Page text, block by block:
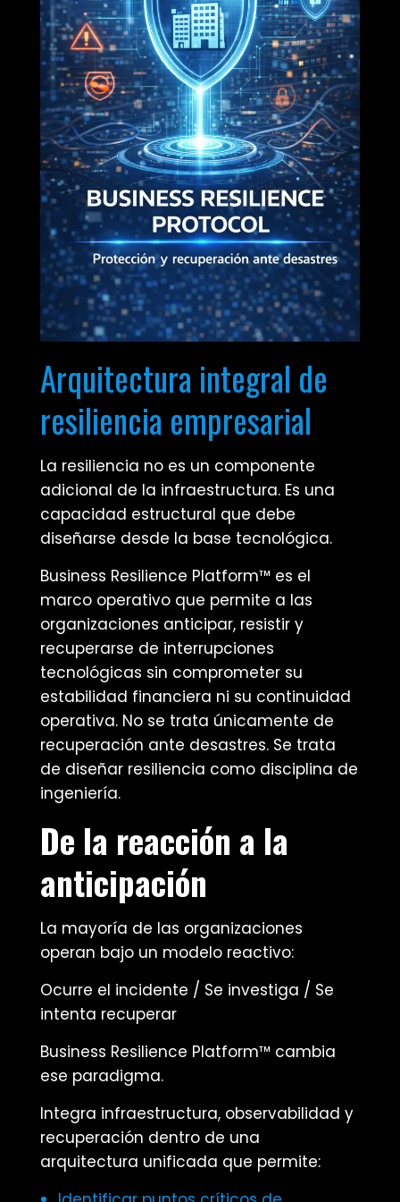
Arquitectura integral de
resiliencia empresarial
La resiliencia no es un componente
adicional de la infraestructura. Es una
capacidad estructural que debe
diseñarse desde la base tecnológica.
Business Resilience Platform™ es el
marco operativo que permite a las
organizaciones anticipar, resistir y
recuperarse de interrupciones
tecnológicas sin comprometer su
estabilidad financiera ni su continuidad
operativa. No se trata únicamente de
recuperación ante desastres. Se trata
de diseñar resiliencia como disciplina de
ingeniería.
De la reacción a la
anticipación
La mayoría de las organizaciones
operan bajo un modelo reactivo:
Ocurre el incidente / Se investiga / Se
intenta recuperar
Business Resilience Platform™ cambia
ese paradigma.
Integra infraestructura, observabilidad y
recuperación dentro de una
arquitectura unificada que permite: